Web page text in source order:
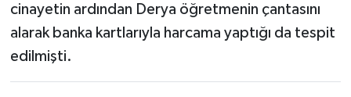
cinayetin ardından Derya öğretmenin çantasını
alarak banka kartlarıyla harcama yaptığı da tespit
edilmişti.